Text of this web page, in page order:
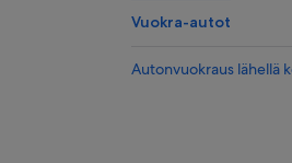
Vuokra-autot
Autonvuokraus lähellä